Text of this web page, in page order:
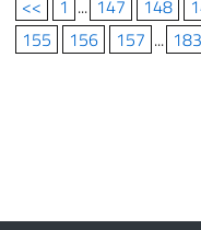
<< 1 ... 147 148
155
156 157 ... 183